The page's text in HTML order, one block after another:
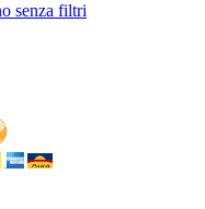
senza filtri